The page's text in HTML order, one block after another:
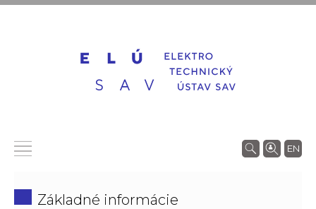
EN
Základné informácie